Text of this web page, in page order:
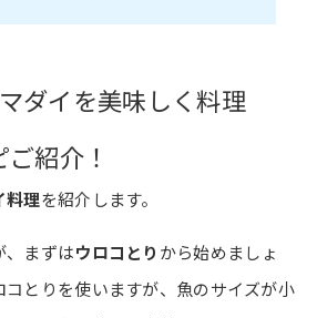
ダイを美味しく料理
紹介！
料理を紹介します。
、まずはウロコとり から始めましょ
とりを使いますが、魚のサイズが小